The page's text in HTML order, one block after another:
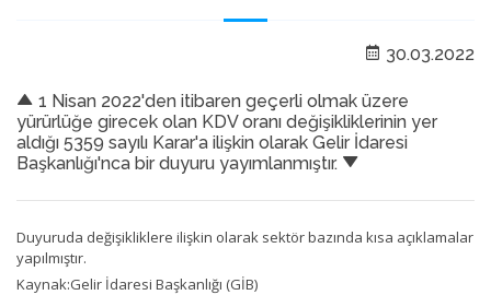
30.03.2022
1 Nisan 2022'den itibaren geçerli olmak üzere
yürürlüğe girecek olan KDV oranı değişikliklerinin yer
aldığı 5359 sayılı Karar'a ilişkin olarak Gelir İdaresi
Başkanlığı'nca bir duyuru yayımlanmıştır.
Duyuruda değişikliklere ilişkin olarak sektör bazında kısa açıklamalar
yapılmıştır.
Kaynak:Gelir İdaresi Başkanlığı (GİB)